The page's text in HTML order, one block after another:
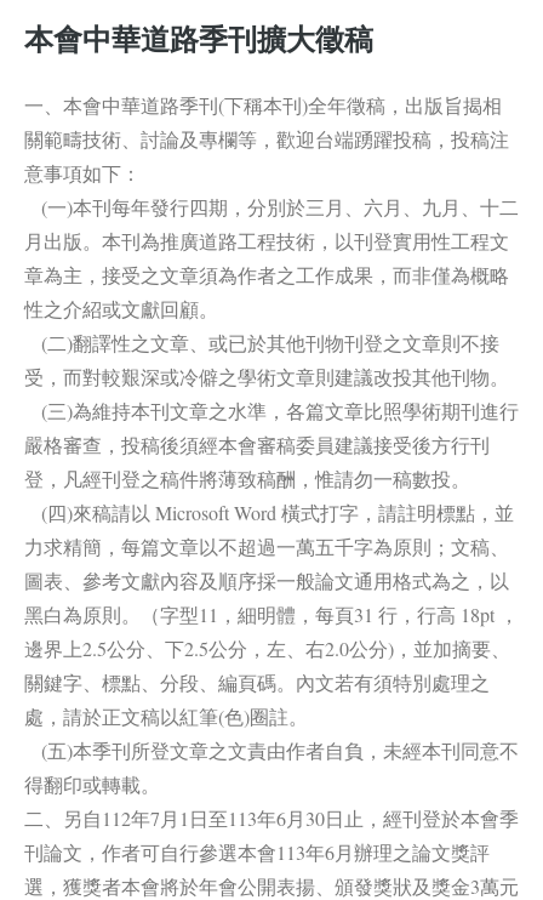
本會中華道路季刊擴大徵稿
一、本會中華道路季刊(下稱本刊)全年徵稿，出版旨揭相
關範疇技術、討論及專欄等，歡迎台端踴躍投稿，投稿注
意事項如下：
(一)本刊每年發行四期，分別於三月、六月、九月、十二
月出版。本刊為推廣道路工程技術，以刊登實用性工程文
章為主，接受之文章須為作者之工作成果，而非僅為概略
性之介紹或文獻回顧。
(二)翻譯性之文章、或已於其他刊物刊登之文章則不接
受，而對較艱深或冷僻之學術文章則建議改投其他刊物。
(三)為維持本刊文章之水準，各篇文章比照學術期刊進行
嚴格審查，投稿後須經本會審稿委員建議接受後方行刊
登，凡經刊登之稿件將薄致稿酬，惟請勿一稿數投。
(四)來稿請以 Microsoft Word 橫式打字，請註明標點，並
力求精簡，每篇文章以不超過一萬五千字為原則；文稿、
圖表、參考文獻內容及順序採一般論文通用格式為之，以
黑白為原則。（字型11，細明體，每頁31 行，行高 18pt ，
邊界上2.5公分、下2.5公分，左、右2.0公分)，並加摘要、
關鍵字、標點、分段、編頁碼。內文若有須特別處理之
處，請於正文稿以紅筆(色)圈註。
(五)本季刊所登文章之文責由作者自負，未經本刊同意不
得翻印或轉載。
二、另自112年7月1日至113年6月30日止，經刊登於本會季
刊論文，作者可自行參選本會113年6月辦理之論文獎評
選，獲獎者本會將於年會公開表揚、頒發獎狀及獎金3萬元